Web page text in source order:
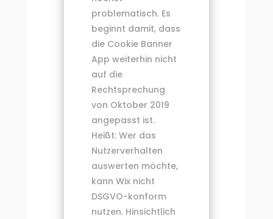
problematisch. Es
beginnt damit, dass
die Cookie Banner
App weiterhin nicht
auf die
Rechtsprechung
von Oktober 2019
angepasst ist.
Heißt: Wer das
Nutzerverhalten
auswerten möchte,
kann Wix nicht
DSGVO-konform
nutzen. Hinsichtlich